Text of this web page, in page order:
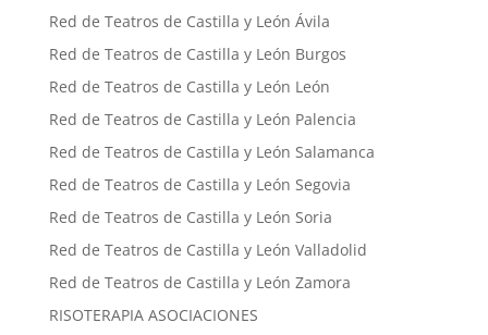
Red de Teatros de Castilla y León Ávila
Red de Teatros de Castilla y León Burgos
Red de Teatros de Castilla y León León
Red de Teatros de Castilla y León Palencia
Red de Teatros de Castilla y León Salamanca
Red de Teatros de Castilla y León Segovia
Red de Teatros de Castilla y León Soria
Red de Teatros de Castilla y León Valladolid
Red de Teatros de Castilla y León Zamora
RISOTERAPIA ASOCIACIONES